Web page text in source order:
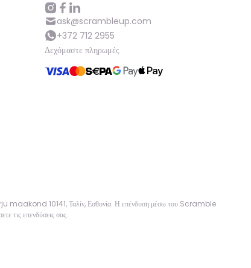
ask@scrambleup.com
+372 712 2955
Δεχόμαστε πληρωμές
maakond 10141, Ταλίν, Εσθονία. Η επένδυση μέσω του Scramble
τις επενδύσεις σας.